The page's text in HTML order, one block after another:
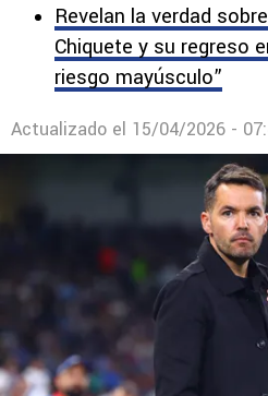
Revelan la verdad
Chiquete y su regreso
riesgo mayúsculo”
Actualizado el 15/04/2026 -